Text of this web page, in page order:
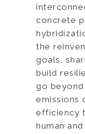
concrete
the
goals,
build
go
emissions
efficiency
human